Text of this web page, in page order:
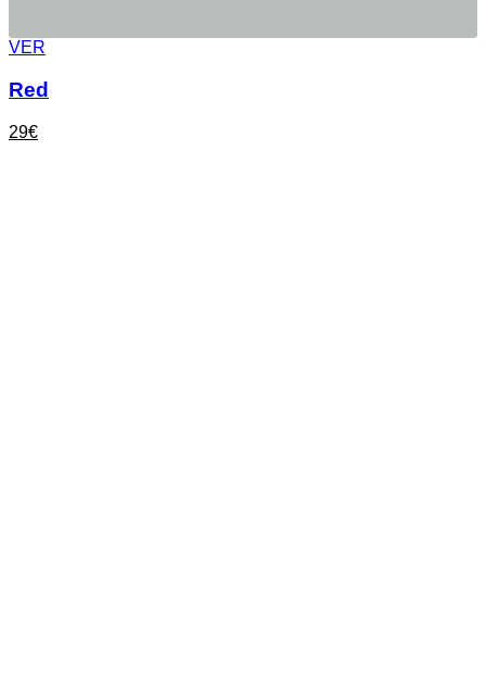
VER
Red
29€